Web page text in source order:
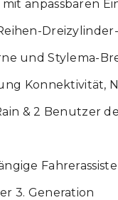
mit anpassbaren
und Stylema-
Konnektivität,
& 2 Benutzer
3. Generation